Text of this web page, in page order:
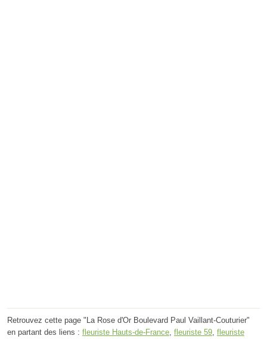
Retrouvez cette page "La Rose d'Or Boulevard Paul Vaillant-Couturier"
en partant des liens : fleuriste Hauts-de-France, fleuriste 59, fleuriste